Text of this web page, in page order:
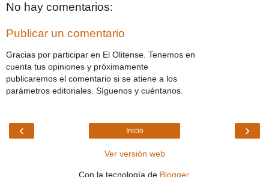
No hay comentarios:
Publicar un comentario
Gracias por participar en El Olitense. Tenemos en
cuenta tus opiniones y próximamente
publicaremos el comentario si se atiene a los
parámetros editoriales. Síguenos y cuéntanos.
‹ ›
Inicio
Ver versión web
Con la tecnología de Blogger.